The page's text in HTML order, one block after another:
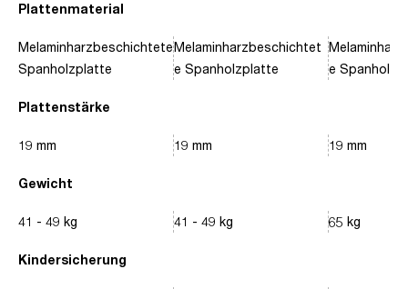
Plattenmaterial
Plattenstärke
Gewicht
Kindersicherung
Melaminharzbeschichtete
Spanholzplatte
19 mm
41 - 49 kg
Melaminharzbeschichtet
e Spanholzplatte
19 mm
41 - 49 kg
e
19 mm
65 kg